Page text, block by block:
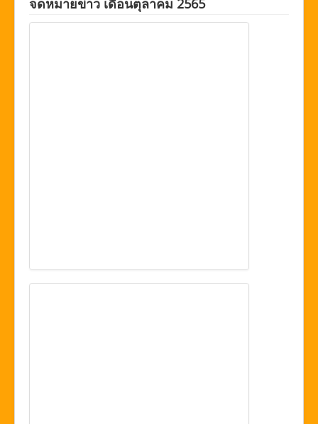
จดหมายข่าว เดือนตุลาคม 2565